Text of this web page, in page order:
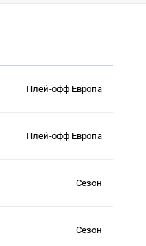
Плей-офф Европа
Плей-офф Европа
Сезон
Сезон